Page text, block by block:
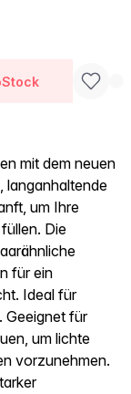
mit dem neuen
langanhaltende
um Ihre
Die
für ein
Ideal für
Geeignet für
um lichte
vorzunehmen.